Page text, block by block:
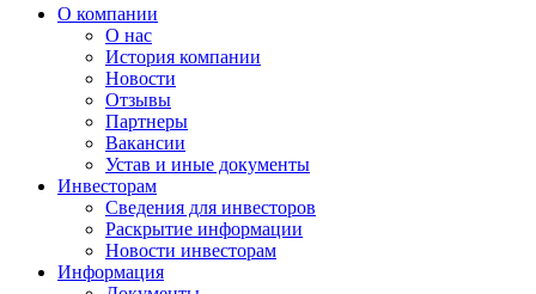
О компании
О нас
История компании
Новости
Отзывы
Партнеры
Вакансии
Устав и иные документы
Инвесторам
Сведения для инвесторов
Раскрытие информации
Новости инвесторам
Информация